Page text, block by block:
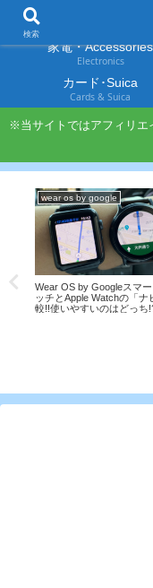
家電・Accessories
Electronics
カード･Suica
Cards & Suica
※当サイトではアフィリエ
ボ
wear os by google
Wear OS by Googleスマー
ッチとApple Watchの「ナ
較!!使いやすいのはどっち
検索